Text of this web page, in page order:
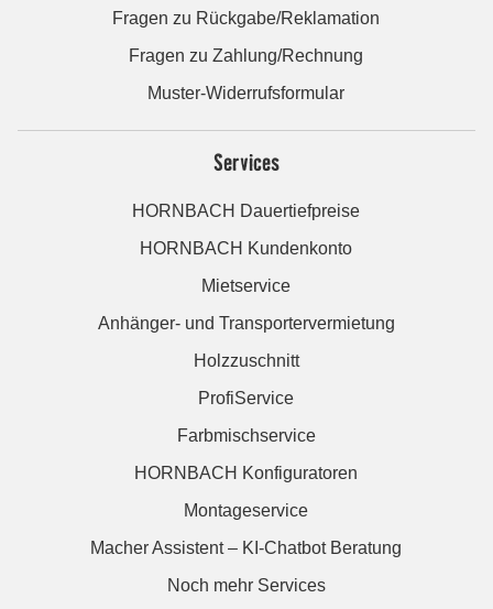
Fragen zu Rückgabe/Reklamation
Fragen zu Zahlung/Rechnung
Muster-Widerrufsformular
Services
HORNBACH Dauertiefpreise
HORNBACH Kundenkonto
Mietservice
Anhänger- und Transportervermietung
Holzzuschnitt
ProfiService
Farbmischservice
HORNBACH Konfiguratoren
Montageservice
Macher Assistent – KI-Chatbot Beratung
Noch mehr Services